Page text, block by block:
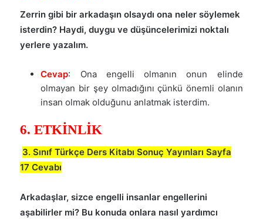
Zerrin gibi bir arkadaşın olsaydı ona neler söylemek
isterdin? Haydi, duygu ve düşüncelerimizi noktalı
yerlere yazalım.
Cevap: Ona engelli olmanın onun elinde
olmayan bir şey olmadığını çünkü önemli olanın
insan olmak olduğunu anlatmak isterdim.
6. ETKİNLİK
3. Sınıf Türkçe Ders Kitabı Sonuç Yayınları Sayfa
17 Cevabı
Arkadaşlar, sizce engelli insanlar engellerini
aşabilirler mi? Bu konuda onlara nasıl yardımcı